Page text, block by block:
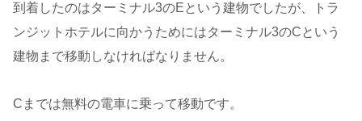
到着したのはターミナル3のEという建物でしたが、トラ
ンジットホテルに向かうためにはターミナル3のCという
建物まで移動しなければなりません。
Cまでは無料の電車に乗って移動です。